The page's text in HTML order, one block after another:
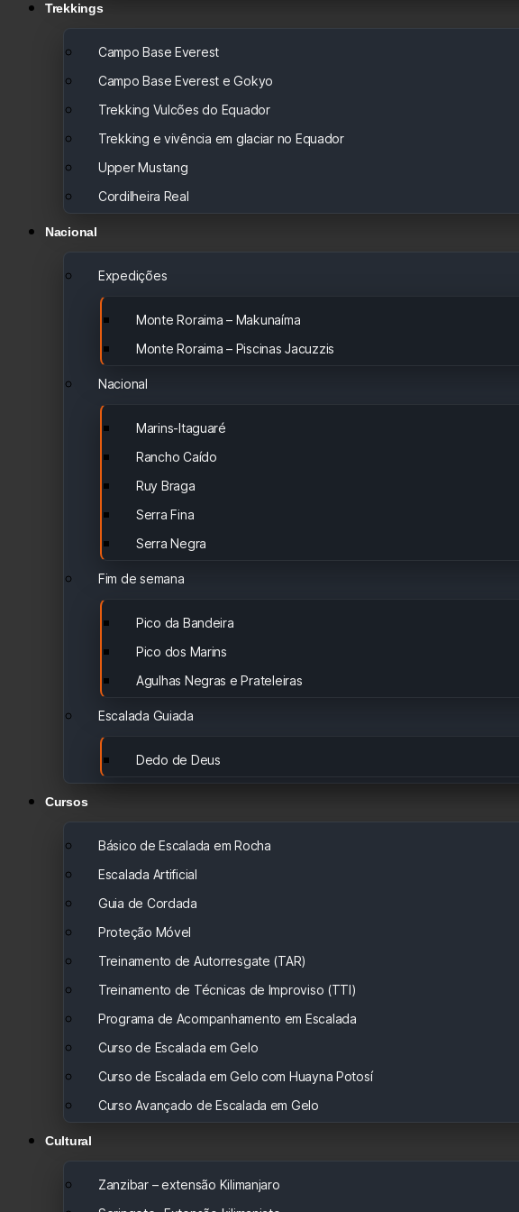
Trekkings
Campo Base Everest
Campo Base Everest e Gokyo
Trekking Vulcões do Equador
Trekking e vivência em glaciar no Equador
Upper Mustang
Cordilheira Real
Nacional
Expedições
Monte Roraima – Makunaíma
Monte Roraima – Piscinas Jacuzzis
Nacional
Marins-Itaguaré
Rancho Caído
Ruy Braga
Serra Fina
Serra Negra
Fim de semana
Pico da Bandeira
Pico dos Marins
Agulhas Negras e Prateleiras
Escalada Guiada
Dedo de Deus
Cursos
Básico de Escalada em Rocha
Escalada Artificial
Guia de Cordada
Proteção Móvel
Treinamento de Autorresgate (TAR)
Treinamento de Técnicas de Improviso (TTI)
Programa de Acompanhamento em Escalada
Curso de Escalada em Gelo
Curso de Escalada em Gelo com Huayna Potosí
Curso Avançado de Escalada em Gelo
Cultural
Zanzibar – extensão Kilimanjaro